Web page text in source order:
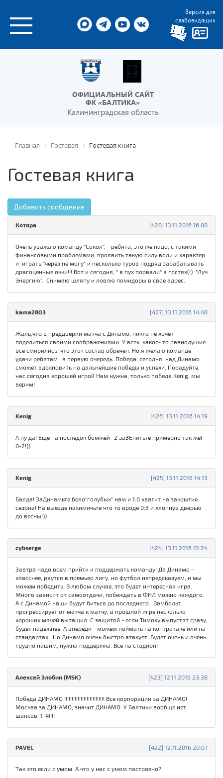
Версия для
слабовидящих
ОФИЦИАЛЬНЫЙ САЙТ
ФК «БАЛТИКА»
Калининградская область
Главная Гостевая Гостевая книга
Гостевая книга
Добавить сообщение
[428] 13.11.2016 16:08
Котяра
Очень уважаю команду "Сокол", - ребята, это же надо, с такими
финансовыми проблемами, проявить такую силу воли и характер
и играть "через не могу" и несколько туров подряд зарабатывать
драгоценные очки!!! Вот и сегодня, " в пух порвали" в гостях(!) "Луч
Энергию". Снимаю шляпу и ловлю помидоры в своё адрес.
[427] 13.11.2016 14:48
kama2803
Жаль,что в преддверии матча с Динамо, никто не хочет
поделиться своими соображениями. У всех, какое- то равнодушие.
все смирились, что этот состав обречен. Но,я желаю команде
удачи ребятам , в первую очередь. Победа, сегодня, над Динамо
сможет вдохновить на дальнейшие победы и успехи. Порадуйте,
нас сегодня хорошей игрой Нам нужна, только победа.Kenig, мы
верим!
[426] 13.11.2016 14:19
Kenig
А ну да! Ещё на последок бомжей -2 заЗЕнитьте примерно так же!
0-2!))
[425] 13.11.2016 14:13
Kenig
Балда! ЗаДинамьте бело"голубых" нам и 1:0 хватит на закрытие
сезона! На выезде нахимичьте что то вроде 0:3 и хлопнув дверью
до весны!))
[424] 13.11.2016 01:24
cybserge
Завтра надо всем прийти и поддержать команду! Да Динамо -
класснее, рвутся в премьер лигу, но футбол непредсказуем, и мы
можем победить. В любом случае, это будет интересная игра.
Много зависит от самоотдачи, побеждать в ФНЛ можно каждого.
А с Динамой наши будут биться до последнего. Вамбольт
прогрессирует от матча к матчу, в прошлой игре несколько
хороших мячей вытащил. С защитой - если Тимоху выпустят сразу,
будет надежнее. А впереди - можем поймать на контратаке или на
стандартах. Но Динамо очень быстро атакует. Будет очень и очень
трудно нашим, нужна поддержка. Все на стадион!
[423] 12.11.2016 23:38
Алексей Злобин (MSK)
Победа ДИНАМО !!!!!!!!!!!!!!!!!!!!!!!!!!! Все корпорации за ДИНАМО!
Москва за ДИНАМО, значит ДИНАМО. У Балтики вообще нет
шансов. 1-4!!!!
[422] 12.11.2016 20:07
PAVEL
Так это если с умом. А что у нас с умом построено?